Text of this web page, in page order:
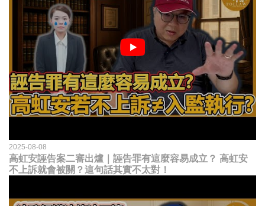
2025-08-08
高虹安誣告案二審出爐｜誣告罪有這麼容易成立？ 高虹安
不上訴就會被關？這句話其實不太對！